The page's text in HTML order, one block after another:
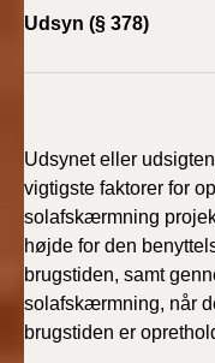
Udsyn (§ 378)
Udsynet eller
vigtigste faktorer for
solafskærmning
højde for den
brugstiden, samt
solafskærmning, når
brugstiden er